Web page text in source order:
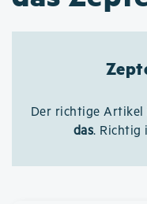
Der richtige Artikel
das. Richtig